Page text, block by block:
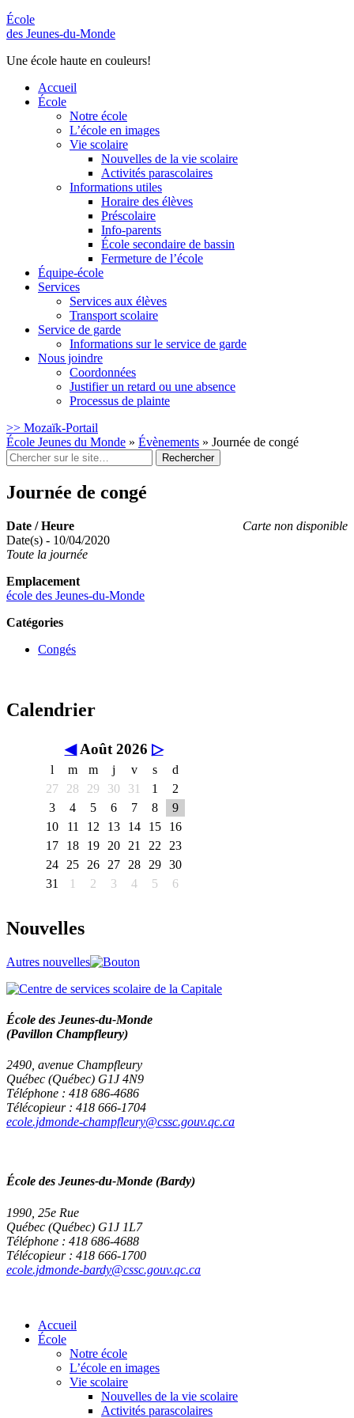
École
des Jeunes-du-Monde
Une école haute en couleurs!
Accueil
École
Notre école
L’école en images
Vie scolaire
Nouvelles de la vie scolaire
Activités parascolaires
Informations utiles
Horaire des élèves
Préscolaire
Info-parents
École secondaire de bassin
Fermeture de l’école
Équipe-école
Services
Services aux élèves
Transport scolaire
Service de garde
Informations sur le service de garde
Nous joindre
Coordonnées
Justifier un retard ou une absence
Processus de plainte
>> Mozaïk-Portail
École Jeunes du Monde » Évènements » Journée de congé
Rechercher
:
Journée de congé
Carte non disponible
Date / Heure
Date(s) - 10/04/2020
Toute la journée
Emplacement
école des Jeunes-du-Monde
Catégories
Congés
Calendrier
◀ Août 2026 ▷
l m m j v s
d
27
28 29 30 31 1
2
3
4 5 6 7 8
9
10
11 12 13 14 15
16
17
18 19 20 21 22
23
24
25 26 27 28 29 30
31
1 2 3 4 5 6
Nouvelles
Autres nouvelles
École des Jeunes-du-Monde
(Pavillon Champfleury)
2490, avenue Champfleury
Québec (Québec) G1J 4N9
Téléphone : 418 686-4686
Télécopieur : 418 666-1704
ecole.jdmonde-champfleury@cssc.gouv.qc.ca
École des Jeunes-du-Monde (Bardy)
1990, 25e Rue
Québec (Québec) G1J 1L7
Téléphone : 418 686-4688
Télécopieur : 418 666-1700
ecole.jdmonde-bardy@cssc.gouv.qc.ca
Accueil
École
Notre école
L’école en images
Vie scolaire
Nouvelles de la vie scolaire
Activités parascolaires